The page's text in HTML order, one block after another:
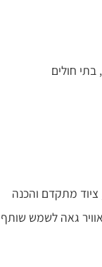
בתי חולים
ציוד מתקדם והכנה
גאה לשמש שותף